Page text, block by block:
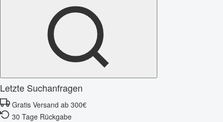
Letzte Suchanfragen
Gratis Versand ab 300€
30 Tage Rückgabe